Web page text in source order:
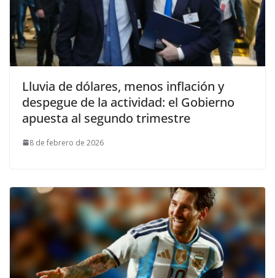
Lluvia de dólares, menos inflación y
despegue de la actividad: el Gobierno
apuesta al segundo trimestre
8 de febrero de 2026